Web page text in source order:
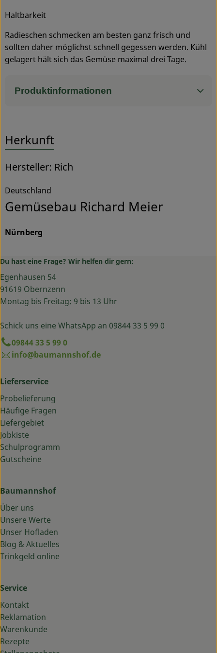
Haltbarkeit
Radieschen schmecken am besten ganz frisch und
sollten daher möglichst schnell gegessen werden. Kühl
gelagert hält sich das Gemüse maximal drei Tage.
Produktinformationen
Herkunft
Hersteller: Rich
Deutschland
Gemüsebau Richard Meier
Nürnberg
Du hast eine Frage? Wir helfen dir gern:
Egenhausen 54
91619 Obernzenn
Montag bis Freitag: 9 bis 13 Uhr
Schick uns eine WhatsApp an 09844 33 5 99 0
09844 33 5 99 0
info@baumannshof.de
Lieferservice
Probelieferung
Häufige Fragen
Liefergebiet
Jobkiste
Schulprogramm
Gutscheine
Baumannshof
Über uns
Unsere Werte
Unser Hofladen
Blog & Aktuelles
Trinkgeld online
Service
Kontakt
Reklamation
Warenkunde
Rezepte